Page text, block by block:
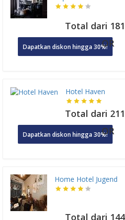
Total dari
Dapatkan diskon hingga 30%!OR
Hotel Haven
Total dari
Dapatkan diskon hingga 30%!OR
Home Hotel Jugend
Total dari